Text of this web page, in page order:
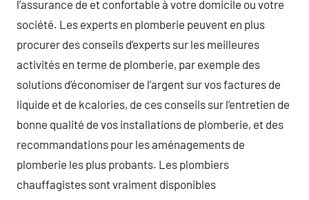
l’assurance de et confortable à votre domicile ou votre
société. Les experts en plomberie peuvent en plus
procurer des conseils d’experts sur les meilleures
activités en terme de plomberie, par exemple des
solutions d’économiser de l’argent sur vos factures de
liquide et de kcalories, de ces conseils sur l’entretien de
bonne qualité de vos installations de plomberie, et des
recommandations pour les aménagements de
plomberie les plus probants. Les plombiers
chauffagistes sont vraiment disponibles